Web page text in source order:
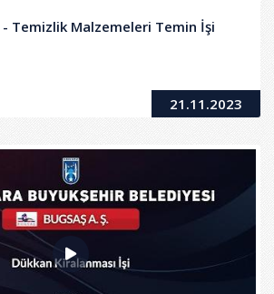
- Temizlik Malzemeleri Temin İşi
21.11.2023